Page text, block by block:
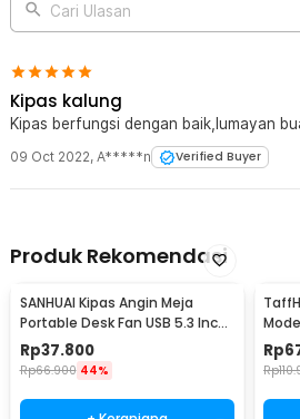
Cari Ulasan
Kipas kalung
Kipas berfungsi dengan baik,lumayan
09 Oct 2022, A*****n Verified Buyer
Produk Rekomendasi
SANHUAI Kipas Angin Meja
Portable Desk Fan USB 5.3 Inch
2.5W - A18
Rp37.800
Rp66.900 44%
Rp
Rp